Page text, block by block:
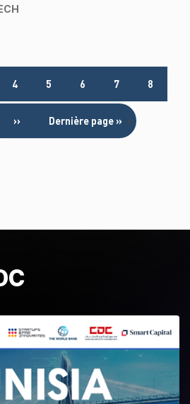
4 5 6 7 8
››Page suivante
Dernière page »Dernière page